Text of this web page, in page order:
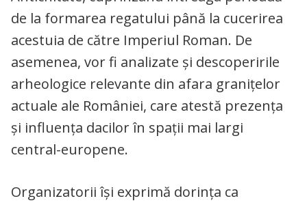
de la formarea regatului până la cucerirea
acestuia de către Imperiul Roman. De
asemenea, vor fi analizate și descoperirile
arheologice relevante din afara granițelor
actuale ale României, care atestă prezența
și influența dacilor în spații mai largi
central-europene.
Organizatorii își exprimă dorința ca